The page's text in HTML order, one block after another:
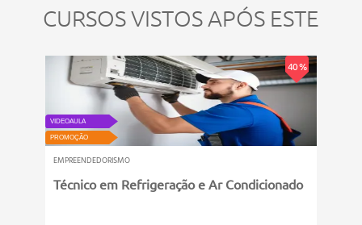
CURSOS VISTOS APÓS ESTE
40 %
VIDEOAULA
PROMOÇÃO
EMPREENDEDORISMO
Técnico em Refrigeração e Ar Condicionado